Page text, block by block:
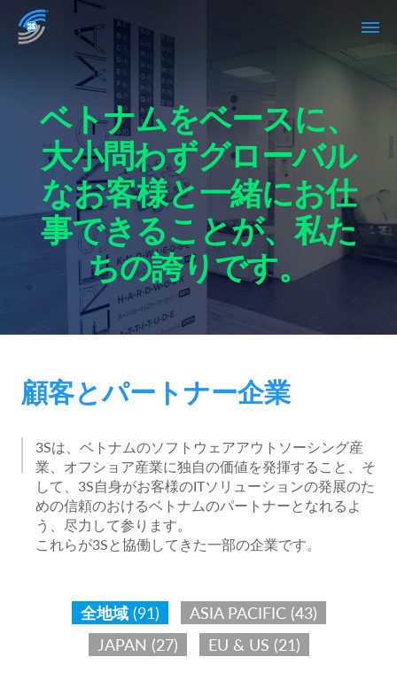
ベトナムをベースに、
大小問わずグローバル
なお客様と一緒にお仕
事できることが、私た
ちの誇りです。
顧客とパートナー企業
3Sは、ベトナムのソフトウェアアウトソーシング産
業、オフショア産業に独自の価値を発揮すること、そ
して、3S自身がお客様のITソリューションの発展のた
めの信頼のおけるベトナムのパートナーとなれるよ
う、尽力して参ります。
これらが3Sと協働してきた一部の企業です。
全地域 (91) ASIA PACIFIC (43)
JAPAN (27) EU & US (21)